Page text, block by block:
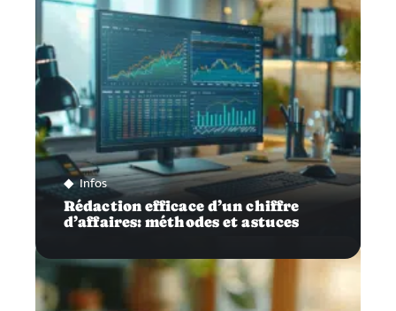
Infos
Rédaction efficace d’un chiffre
d’affaires: méthodes et astuces